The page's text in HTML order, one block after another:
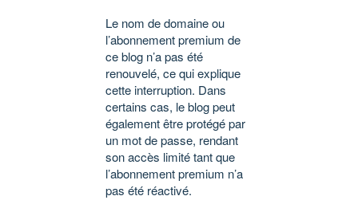
Le nom de domaine ou
l’abonnement premium de
ce blog n’a pas été
renouvelé, ce qui explique
cette interruption. Dans
certains cas, le blog peut
également être protégé par
un mot de passe, rendant
son accès limité tant que
l’abonnement premium n’a
pas été réactivé.